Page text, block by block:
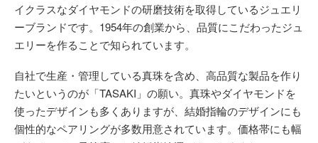
イクラスなダイヤモンドの研磨技術を取得しているジュエリ
ーブランドです。1954年の創業から、品質にこだわったジュ
エリーを作ることで知られています。
自社で生産・管理している真珠を含め、高品質な製品を作り
たいというのが「TASAKI」の願い。真珠やダイヤモンドを
使ったデザインも多くありますが、結婚指輪のデザインにも
個性的なペアリングが多数用意されています。価格帯にも幅